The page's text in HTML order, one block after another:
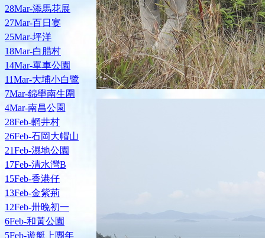
28Mar-添馬花展
27Mar-百日宴
25Mar-坪洋
18Mar-白腊村
14Mar-單車公園
11Mar-大埔小白鷺
7Mar-錦壆南生圍
4Mar-南昌公園
28Feb-輞井村
26Feb-石岡大帽山
21Feb-濕地公園
17Feb-清水灣B
15Feb-香港仔
13Feb-金紫荊
12Feb-卅晚初一
6Feb-和黃公園
5Feb-遊艇上團年